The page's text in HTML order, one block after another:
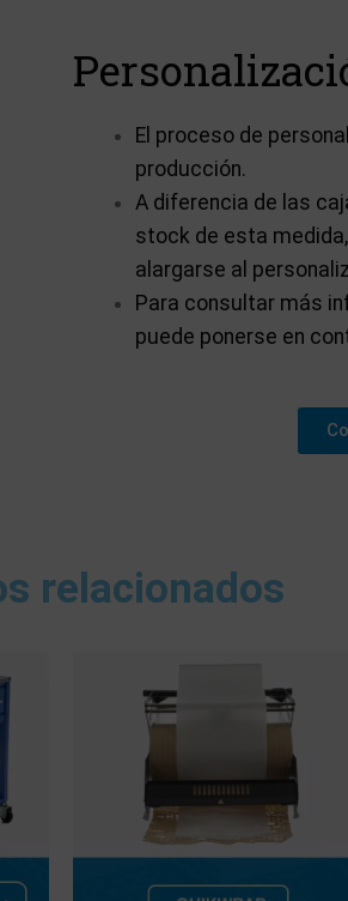
El proceso de
producción.
A diferencia de las
stock de esta
alargarse al
Para consultar más
puede ponerse en
relacionados